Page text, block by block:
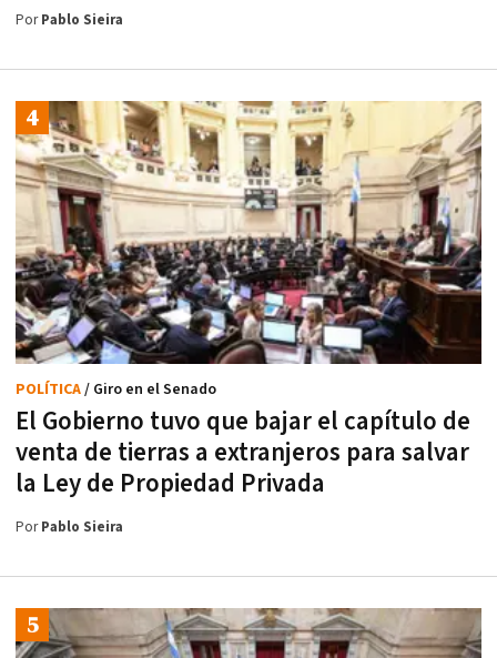
PorPablo Sieira
El Gobierno tuvo que bajar el capítulo de
venta de tierras a extranjeros para salvar
la Ley de Propiedad Privada
POLÍTICA/ Giro en el Senado
PorPablo Sieira